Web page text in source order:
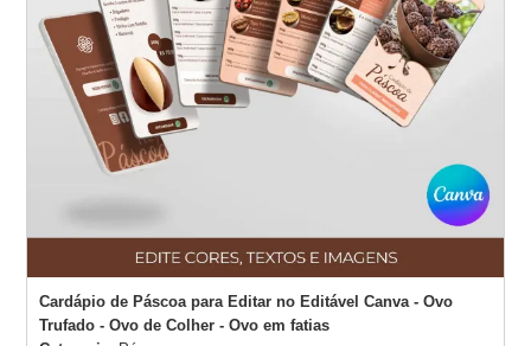
Cardápio de Páscoa para Editar no Editável Canva - Ovo
Trufado - Ovo de Colher - Ovo em fatias